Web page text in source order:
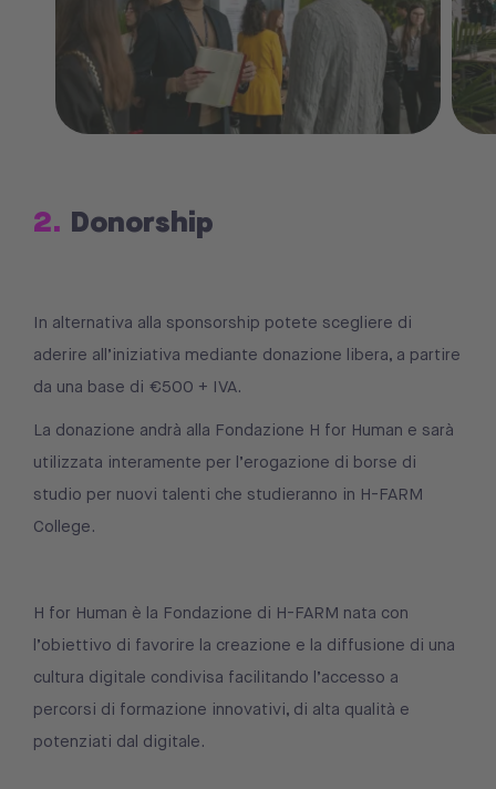
2. Donorship
In alternativa alla sponsorship potete scegliere di
aderire all’iniziativa mediante donazione libera, a partire
da una base di €500 + IVA.
La donazione andrà alla Fondazione H for Human e sarà
utilizzata interamente per l’erogazione di borse di
studio per nuovi talenti che studieranno in H-FARM
College.
H for Human è la Fondazione di H-FARM nata con
l’obiettivo di favorire la creazione e la diffusione di una
cultura digitale condivisa facilitando l’accesso a
percorsi di formazione innovativi, di alta qualità e
potenziati dal digitale.